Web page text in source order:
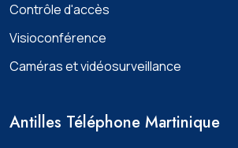
Contrôle d'accès
Visioconférence
Caméras et vidéosurveillance
Antilles Téléphone Martinique